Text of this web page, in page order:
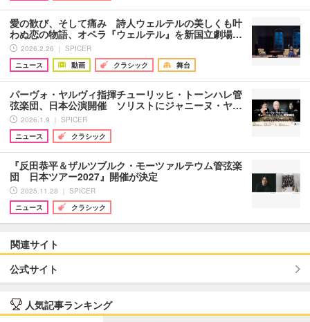
愛の歓び、そして痛み 詩人ウェルテルの美しくも叶
わぬ恋の物語、オペラ『ウェルテル』を新国立劇場…
2026.2.26 ｜ SPICER
ニュース
動画 クラシック 舞台
パーヴォ・ヤルヴィ指揮チューリッヒ・トーンハレ管
弦楽団、日本公演開催 ソリストにジャニーヌ・ヤ…
2026.1.9 ｜ SPICER
ニュース
クラシック
『反田恭平＆ザルツブルク・モーツァルテウム管弦楽
団 日本ツアー2027』開催が決定
2025.11.28 ｜ SPICER
ニュース
クラシック
関連サイト
公式サイト
人気記事ランキング